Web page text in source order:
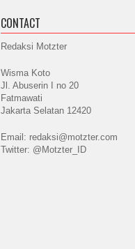
CONTACT
Redaksi Motzter
Wisma Koto
Jl. Abuserin I no 20
Fatmawati
Jakarta Selatan 12420
Email: redaksi@motzter.com
Twitter: @Motzter_ID